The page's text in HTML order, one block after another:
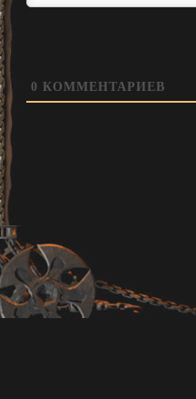
0 КОММЕНТАРИЕВ